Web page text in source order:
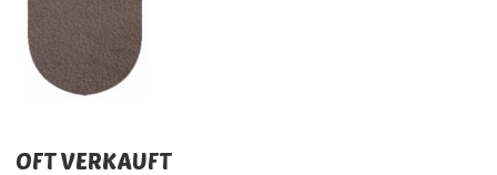
OFT VERKAUFT